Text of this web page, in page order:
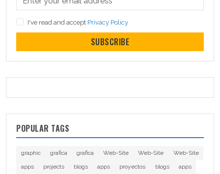
I've read and accept Privacy Policy
SUBSCRIBE
POPULAR TAGS
graphic grafica grafica Web-Site Web-Site
Web-Site
apps
projects blogs apps proyectos blogs
apps